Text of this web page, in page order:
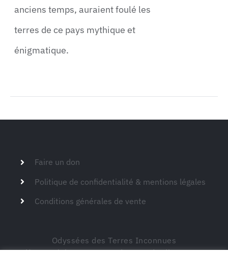
anciens temps, auraient foulé les
terres de ce pays mythique et
énigmatique.
Faire un don
Politique de confidentialité & mentions légales
Conditions générales de vente
Odyssées des Terres Inconnues
Siège social – 149 route de Montdardier 30770